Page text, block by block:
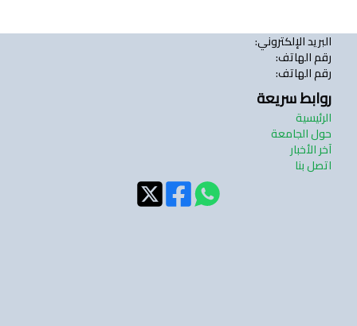
البريد الإلكتروني:
رقم الهاتف:
رقم الهاتف:
روابط سريعة
الرئيسية
حول الجامعة
آخر الأخبار
اتصل بنا